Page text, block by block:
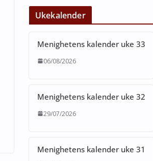
Ukekalender
Menighetens kalender uke 33
06/08/2026
Menighetens kalender uke 32
29/07/2026
Menighetens kalender uke 31